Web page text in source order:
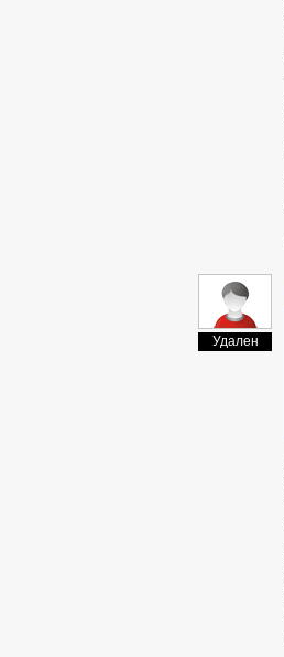
Удален